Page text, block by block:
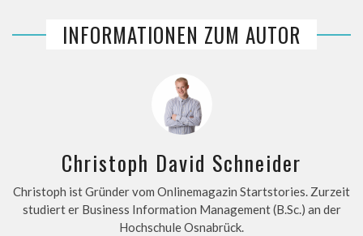
INFORMATIONEN ZUM AUTOR
Christoph David Schneider
Christoph ist Gründer vom Onlinemagazin Startstories. Zurzeit
studiert er Business Information Management (B.Sc.) an der
Hochschule Osnabrück.